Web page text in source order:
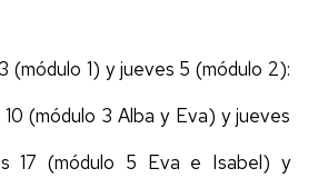
(módulo 1) y jueves 5 (módulo 2):
(módulo 3 Alba y Eva) y jueves
17 (módulo 5 Eva e Isabel) y